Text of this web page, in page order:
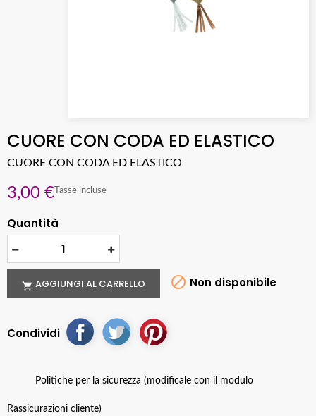
CUORE CON CODA ED ELASTICO
CUORE CON CODA ED ELASTICO
3,00 € Tasse incluse
Quantità
 AGGIUNGI AL CARRELLO  Non disponibile
Condividi
Politiche per la sicurezza (modificale con il modulo
Rassicurazioni cliente)